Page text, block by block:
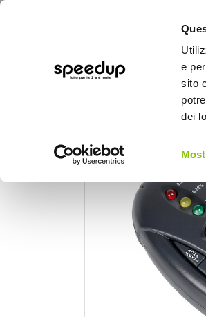
e
sito
dei
Home